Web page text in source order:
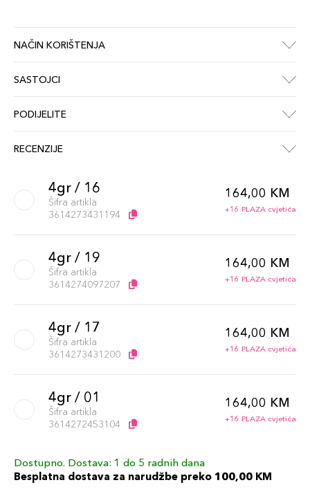
NAČIN KORIŠTENJA
SASTOJCI
PODIJELITE
RECENZIJE
4gr / 16
Šifra artikla
3614273431194
164,00 KM
+16 PLAZA cvjetića
4gr / 19
Šifra artikla
3614274097207
164,00 KM
+16 PLAZA cvjetića
4gr / 17
Šifra artikla
3614273431200
164,00 KM
+16 PLAZA cvjetića
4gr / 01
Šifra artikla
3614272453104
164,00 KM
+16 PLAZA cvjetića
4gr / 06
Šifra artikla
164,00 KM
Dostupno. Dostava: 1 do 5 radnih dana
Besplatna dostava za narudžbe preko 100,00 KM